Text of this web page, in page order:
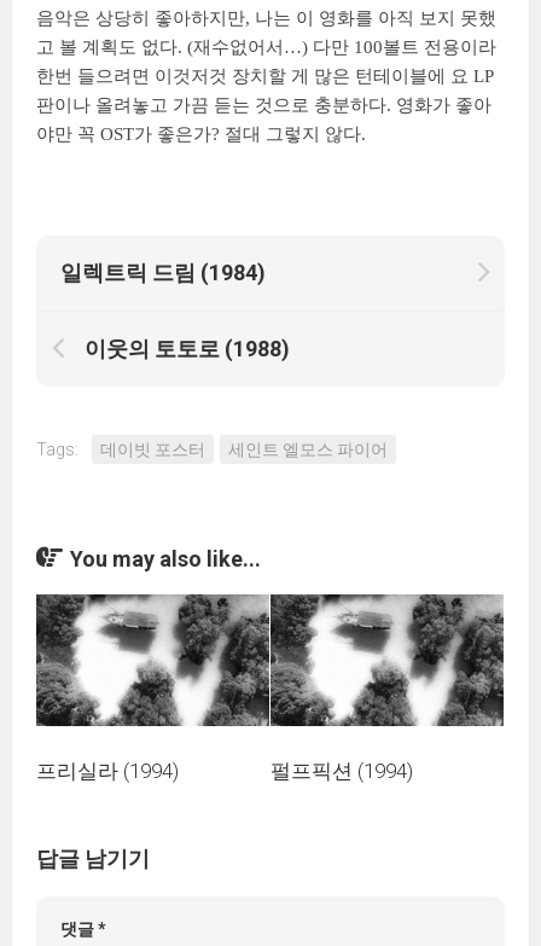
음악은 상당히 좋아하지만, 나는 이 영화를 아직 보지 못했
고 볼 계획도 없다. (재수없어서…) 다만 100볼트 전용이라
한번 들으려면 이것저것 장치할 게 많은 턴테이블에 요 LP
판이나 올려놓고 가끔 듣는 것으로 충분하다. 영화가 좋아
야만 꼭 OST가 좋은가? 절대 그렇지 않다.
일렉트릭 드림 (1984)
이웃의 토토로 (1988)
Tags: 데이빗 포스터 세인트 엘모스 파이어
You may also like...
프리실라 (1994) 펄프픽션 (1994)
답글 남기기
댓글*